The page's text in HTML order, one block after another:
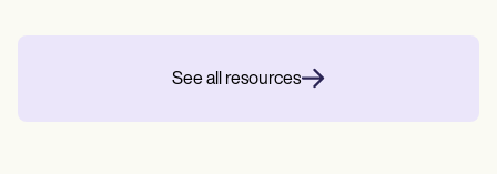
See all resources